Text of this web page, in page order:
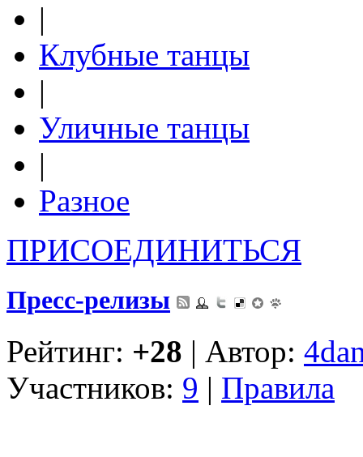
|
Клубные танцы
|
Уличные танцы
|
Разное
ПРИСОЕДИНИТЬСЯ
Пресс-релизы
Рейтинг: +28 | Автор:
Участников: 9 | Правила